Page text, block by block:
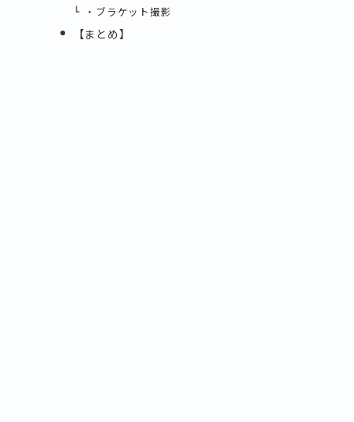
・ブラケット撮影
【まとめ】